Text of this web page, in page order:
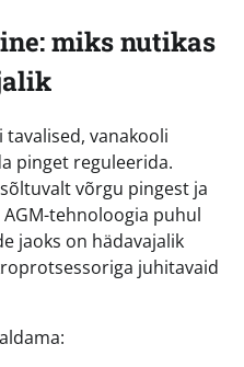
miks nutikas
tavalised, vanakooli
pinget reguleerida.
võrgu pingest ja
tehnoloogia puhul
jaoks on hädavajalik
juhitavaid